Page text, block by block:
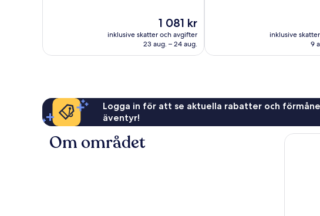
Priset
är
1 081 kr
1 081 kr
inklusive skatter och avgifter
23 aug. – 24 aug.
inklusive
9
Logga in för att se aktuella rabatter och
äventyr!
Om området